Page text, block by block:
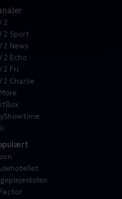
2
2 Sport
2 News
2 Echo
2 Fri
2 Charlie